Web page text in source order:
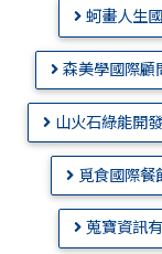
蚵畫人生
森美學國際顧
山火石綠能開
覓食國際餐
蒐寶資訊